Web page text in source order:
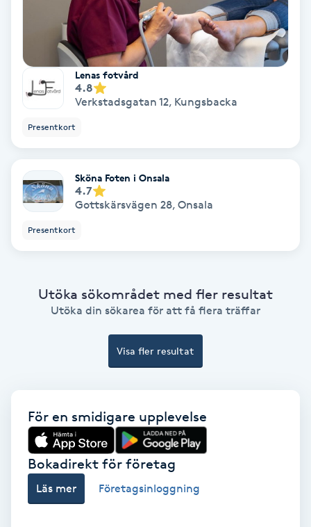
Gellack med förstärkning
Gravidmassage
Gruppträning
Hatha Yoga
Herrklippning
HIFU
Hollywood Peel
Lenas fotvård
4.8
Verkstadsgatan 12, Kungsbacka
Presentkort
Sköna Foten i Onsala
4.7
Gottskärsvägen 28, Onsala
Presentkort
Utöka sökområdet med fler resultat
Utöka din sökarea för att få flera träffar
Visa fler resultat
För en smidigare upplevelse
Bokadirekt för företag
Läs mer Företagsinloggning